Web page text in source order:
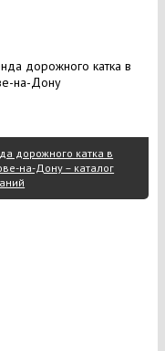
дорожного катка в
на-Дону – каталог